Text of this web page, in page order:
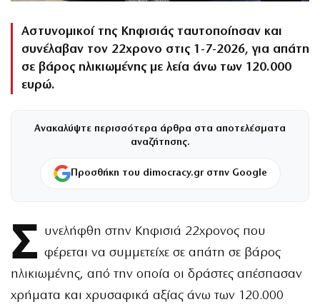
Αστυνομικοί της Κηφισιάς ταυτοποίησαν και
συνέλαβαν τον 22χρονο στις 1-7-2026, για απάτη
σε βάρος ηλικιωμένης με λεία άνω των 120.000
ευρώ.
Ανακαλύψτε περισσότερα άρθρα στα αποτελέσματα
αναζήτησης.
Προσθήκη του dimocracy.gr στην Google
Σ υνελήφθη στην Κηφισιά 22χρονος που
φέρεται να συμμετείχε σε απάτη σε βάρος
ηλικιωμένης, από την οποία οι δράστες απέσπασαν
χρήματα και χρυσαφικά αξίας άνω των 120.000